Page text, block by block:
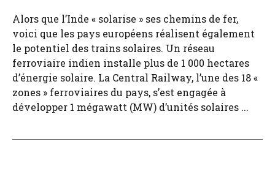
Alors que l’Inde « solarise » ses chemins de fer,
voici que les pays européens réalisent également
le potentiel des trains solaires. Un réseau
ferroviaire indien installe plus de 1 000 hectares
d’énergie solaire. La Central Railway, l’une des 18 «
zones » ferroviaires du pays, s’est engagée à
développer 1 mégawatt (MW) d’unités solaires ...